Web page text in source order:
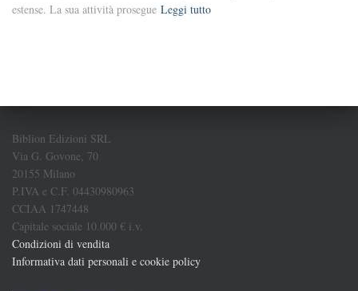
estense. La sua attività prosegue Leggi tutto
Biblion Edizioni SRL
Via G. Govone, 70
20155 Milano
P.IVA e C.F. 04430980963
CCIAA 1747448
Capitale sociale 10.000 € i.v.
Condizioni di vendita
Informativa dati personali e cookie policy